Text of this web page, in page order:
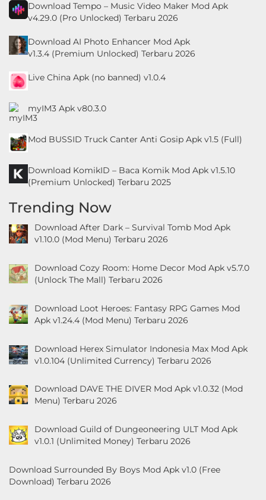
Video
Players
&
Editors
Weather
Rekomendasi
Download Tempo – Music Video Maker Mod Apk
v4.29.0 (Pro Unlocked) Terbaru 2026
Download AI Photo Enhancer Mod Apk
v1.3.4 (Premium Unlocked) Terbaru 2026
Live China Apk (no banned) v1.0.4
myIM3 Apk v80.3.0
Mod BUSSID Truck Canter Anti Gosip Apk v1.5 (Full)
Download KomikID – Baca Komik Mod Apk v1.5.10
(Premium Unlocked) Terbaru 2025
Trending Now
Download After Dark – Survival Tomb Mod Apk
v1.10.0 (Mod Menu) Terbaru 2026
Download Cozy Room: Home Decor Mod Apk v5.7.0
(Unlock The Mall) Terbaru 2026
Download Loot Heroes: Fantasy RPG Games Mod
Apk v1.24.4 (Mod Menu) Terbaru 2026
Download Herex Simulator Indonesia Max Mod Apk
v1.0.104 (Unlimited Currency) Terbaru 2026
Download DAVE THE DIVER Mod Apk v1.0.32 (Mod
Menu) Terbaru 2026
Download Guild of Dungeoneering ULT Mod Apk
v1.0.1 (Unlimited Money) Terbaru 2026
Download Surrounded By Boys Mod Apk v1.0 (Free
Download) Terbaru 2026